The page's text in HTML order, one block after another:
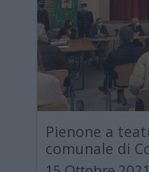
Pienone a
comunale di